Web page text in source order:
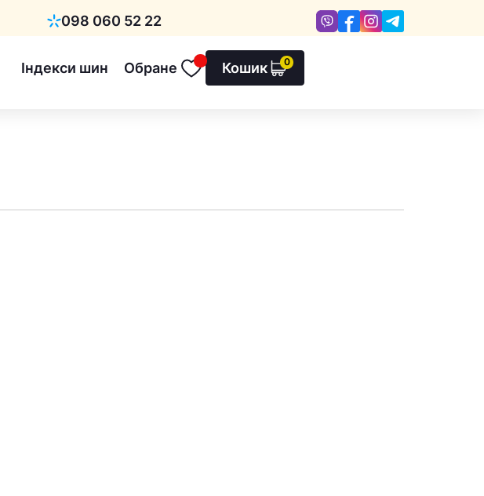
098 060 52 22
Київстар
ViberFacebookInstagram
Індекси шин Обране
Обране Кошик 0